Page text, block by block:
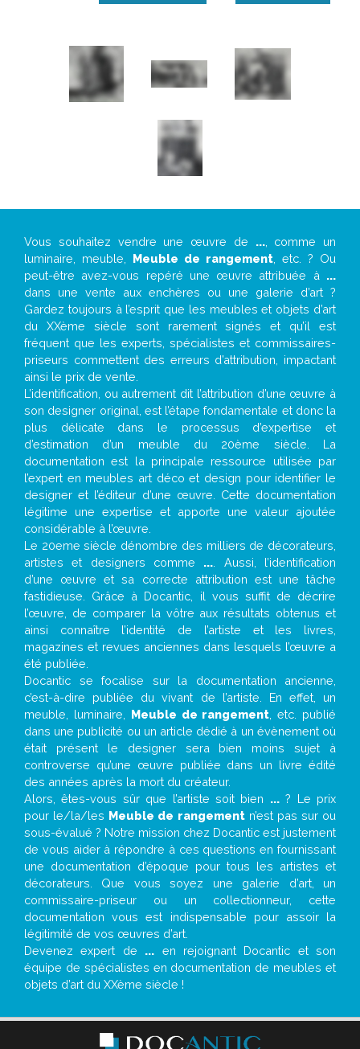
Vous souhaitez vendre une œuvre de ..., comme un
luminaire, meuble, Meuble de rangement , etc. ? Ou
peut-être avez-vous repéré une œuvre attribuée à ...
dans une vente aux enchères ou une galerie d’art ?
Gardez toujours à l’esprit que les meubles et objets d’art
du XXème siècle sont rarement signés et qu’il est
fréquent que les experts, spécialistes et commissaires-
priseurs commettent des erreurs d’attribution, impactant
ainsi le prix de vente.
L’identification, ou autrement dit l’attribution d’une œuvre à
son designer original, est l’étape fondamentale et donc la
plus délicate dans le processus d’expertise et
d’estimation d’un meuble du 20ème siècle. La
documentation est la principale ressource utilisée par
l’expert en meubles art déco et design pour identifier le
designer et l’éditeur d’une œuvre. Cette documentation
légitime une expertise et apporte une valeur ajoutée
considérable à l’œuvre.
Le 20eme siècle dénombre des milliers de décorateurs,
artistes et designers comme ... . Aussi, l’identification
d’une œuvre et sa correcte attribution est une tâche
fastidieuse. Grâce à Docantic, il vous suffit de décrire
l’œuvre, de comparer la vôtre aux résultats obtenus et
ainsi connaître l’identité de l’artiste et les livres,
magazines et revues anciennes dans lesquels l’œuvre a
été publiée.
Docantic se focalise sur la documentation ancienne,
c’est-à-dire publiée du vivant de l’artiste. En effet, un
meuble, luminaire, Meuble de rangement , etc. publié
dans une publicité ou un article dédié à un évènement où
était présent le designer sera bien moins sujet à
controverse qu’une œuvre publiée dans un livre édité
des années après la mort du créateur.
Alors, êtes-vous sûr que l’artiste soit bien ...? Le prix
pour le/la/les Meuble de rangementn’est pas sur ou
sous-évalué ? Notre mission chez Docantic est justement
de vous aider à répondre à ces questions en fournissant
une documentation d’époque pour tous les artistes et
décorateurs. Que vous soyez une galerie d’art, un
commissaire-priseur ou un collectionneur, cette
documentation vous est indispensable pour assoir la
légitimité de vos œuvres d’art.
Devenez expert de ... en rejoignant Docantic et son
équipe de spécialistes en documentation de meubles et
objets d’art du XXème siècle !